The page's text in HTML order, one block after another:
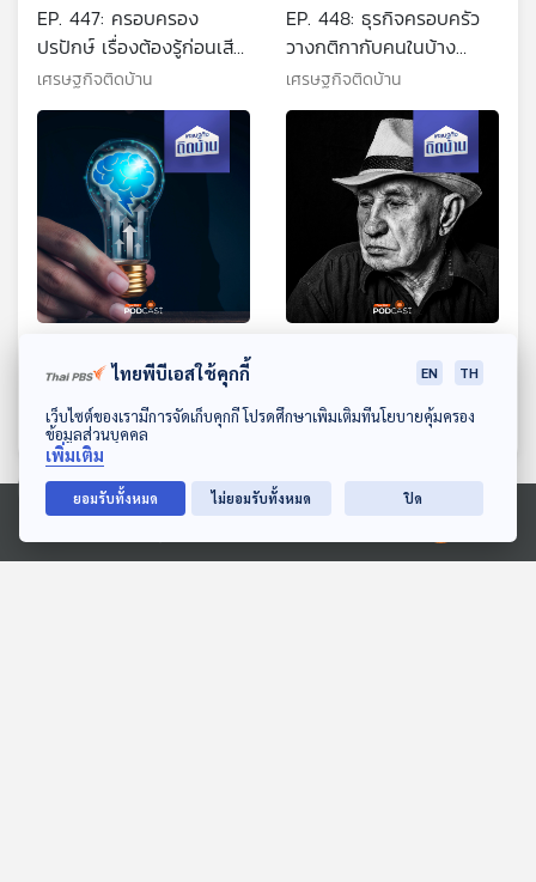
ดาวน์โหลด Thai PBS Podcast Application
Ⓒ 2020 องค์การกระจายเสียงและแพร่ภาพสาธารณะแห่งประเทศไทย
EP. 447: ครอบครอง
ปรปักษ์ เรื่องต้องรู้ก่อนเสีย
ที่ดินแบบไม่รู้ตัว
เศรษฐกิจติดบ้าน
EP. 448: ธุรกิจครอบครัว
วางกติกากับคนในบ้าง
อย่างไรไม่ให้เกิดความร้าว
ฉาน
เศรษฐกิจติดบ้าน
จำเป็นต้องให้ความสำคัญ
กับทรัพย์สินทางปัญญา
เศรษฐกิจติดบ้าน
เงินออมไม่พร้อมเกษียณ !!
เศรษฐกิจติดบ้าน
ตอนที่เกี่ยวข้อง
ไทยพีบีเอสใช้คุกกี้ EN TH
เว็บไซต์ของเรามีการจัดเก็บคุกกี้ โปรดศึกษาเพิ่มเติมที่นโยบายคุ้มครอง
ข้อมูลส่วนบุคคล
เพิ่มเติม
ยอมรับทั้งหมด ไม่ยอมรับทั้งหมด ปิด